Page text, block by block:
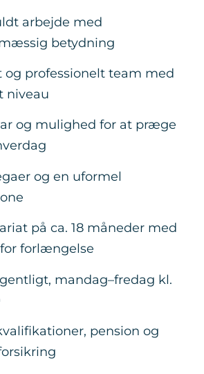
arbejde med
betydning
professionelt team med
niveau
og mulighed for at præge
og en uformel
på ca. 18 måneder med
forlængelse
mandag–fredag kl.
pension og